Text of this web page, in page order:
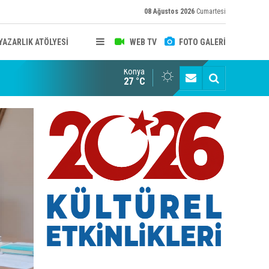
08 Ağustos 2026 Cumartesi
WEB TV FOTO GALERİ
ATÖLYESİ
KONYA ŞUBESİ’NDE FOTOĞRAF DOLU BİR GÜN GERÇEKLEŞTİ
Konya
27 °C